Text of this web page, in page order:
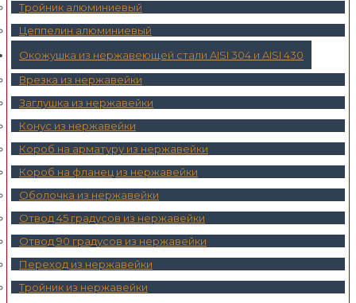
Тройник алюминиевый
Цеппелин алюминиевый
Окожушка из нержавеющей стали AISI 304 и AISI 430
Врезка из нержавейки
Заглушка из нержавейки
Конус из нержавейки
Короб на арматуру из нержавейки
Короб на фланец из нержавейки
Оболочка из нержавейки
Отвод 45 градусов из нержавейки
Отвод 90 градусов из нержавейки
Переход из нержавейки
Тройник из нержавейки